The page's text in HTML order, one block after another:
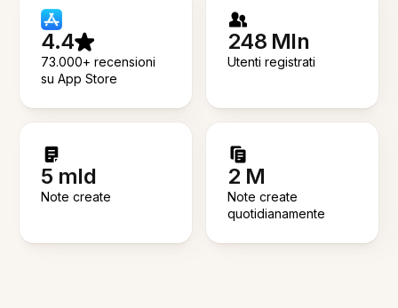
4.4
73.000+ recensioni
su App Store
248 Mln
Utenti registrati
5 mld
Note create
2 M
Note create
quotidianamente